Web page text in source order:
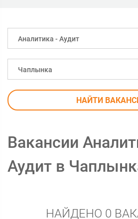
Аналитика - Аудит
Чаплынка
НАЙТИ
Вакансии
Аудит в
НАЙДЕНО 0